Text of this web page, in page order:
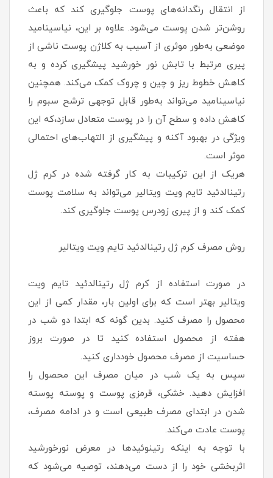
از انتقال رنگدانه‌های پوست جلوگیری کند که باعث
روشن‌تر شدن پوست می‌شود. علاوه بر این، نیاسینامید
موضعی به‌طور موثری از آسیب به کلاژن پوست ناشی از
پیری مرتبط با تابش نور خورشید پیشگیری کرده و به
کاهش خطوط ریز و چین و چروک کمک می‌کند. همچنین
نیاسینامید می‌تواند به‌طور قابل توجهی ترشح سبوم را
کاهش داده و سطح آن را در پوست متعادل سازد،که این
ویژگی در بهبود آکنه و پیشگیری از التهاب‌های احتمالی
موثر است.
هریک از این ترکیبات به کار گرفته شده در كرم ژل
رتينالدئيد تايم ويت ويتالير می‌تواند به سلامت پوست
کمک کند و از پیری زودرس پوست جلوگیری کند.
روش مصرف كرم ژل رتينالدئيد تايم ويت ويتالير
در صورت استفاده از كرم ژل رتينالدئيد تايم ويت
ويتالير بهتر است که برای اولین بار، مقدار کمی ‌از این
محصول را مصرف کنید. بدین گونه که ابتدا دو شب در
هفته از محصول استفاده کنید تا در صورت بروز
حساسیت از مصرف محصول خودداری کنید.
سپس به یک شب در میان مصرف این محصول را
افزایش دهید. خشکی، قرمزی پوست و پوسته پوسته
شدن در ابتدای مصرف طبیعی است و در ادامه مصرف،
پوست عادت می‌کند.
با توجه به اینکه رتینوئیدها در معرض نورخورشید
اثربخشی خود را از دست می‌دهند، توصیه می‌شود که